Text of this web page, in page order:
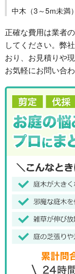
中木（3～5m未満
正確な費用は業者
してください。弊
おり、お見積りや
お気軽にお問い合わ